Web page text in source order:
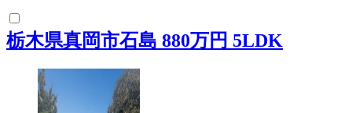
栃木県真岡市石島 880万円 5LDK